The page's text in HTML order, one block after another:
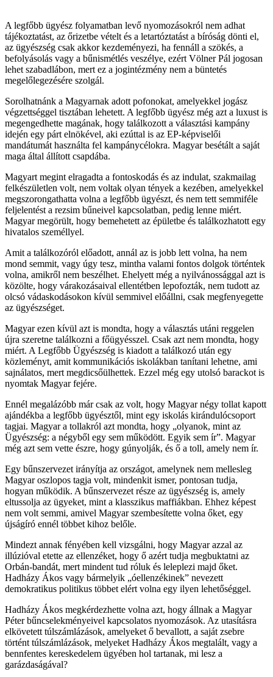
A legfőbb ügyész folyamatban levő nyomozásokról nem adhat
tájékoztatást, az őrizetbe vételt és a letartóztatást a bíróság dönti el,
az ügyészség csak akkor kezdeményezi, ha fennáll a szökés, a
befolyásolás vagy a bűnismétlés veszélye, ezért Völner Pál jogosan
lehet szabadlábon, mert ez a jogintézmény nem a büntetés
megelőlegezésére szolgál.
Sorolhatnánk a Magyarnak adott pofonokat, amelyekkel jogász
végzettséggel tisztában lehetett. A legfőbb ügyész még azt a luxust is
megengedhette magának, hogy találkozott a választási kampány
idején egy párt elnökével, aki ezúttal is az EP-képviselői
mandátumát használta fel kampánycélokra. Magyar besétált a saját
maga által állított csapdába.
Magyart megint elragadta a fontoskodás és az indulat, szakmailag
felkészületlen volt, nem voltak olyan tények a kezében, amelyekkel
megszorongathatta volna a legfőbb ügyészt, és nem tett semmiféle
feljelentést a rezsim bűneivel kapcsolatban, pedig lenne miért.
Magyar megörült, hogy bemehetett az épületbe és találkozhatott egy
hivatalos személlyel.
Amit a találkozóról előadott, annál az is jobb lett volna, ha nem
mond semmit, vagy úgy tesz, mintha valami fontos dolgok történtek
volna, amikről nem beszélhet. Ehelyett még a nyilvánossággal azt is
közölte, hogy várakozásaival ellentétben lepofozták, nem tudott az
olcsó vádaskodásokon kívül semmivel előállni, csak megfenyegette
az ügyészséget.
Magyar ezen kívül azt is mondta, hogy a választás utáni reggelen
újra szeretne találkozni a főügyésszel. Csak azt nem mondta, hogy
miért. A Legfőbb Ügyészség is kiadott a találkozó után egy
közleményt, amit kommunikációs iskolákban tanítani lehetne, ami
sajnálatos, mert megdicsőülhettek. Ezzel még egy utolsó barackot is
nyomtak Magyar fejére.
Ennél megalázóbb már csak az volt, hogy Magyar négy tollat kapott
ajándékba a legfőbb ügyésztől, mint egy iskolás kirándulócsoport
tagjai. Magyar a tollakról azt mondta, hogy „olyanok, mint az
Ügyészség: a négyből egy sem működött. Egyik sem ír”. Magyar
még azt sem vette észre, hogy gúnyolják, és ő a toll, amely nem ír.
Egy bűnszervezet irányítja az országot, amelynek nem mellesleg
Magyar oszlopos tagja volt, mindenkit ismer, pontosan tudja,
hogyan működik. A bűnszervezet része az ügyészség is, amely
eltussolja az ügyeket, mint a klasszikus maffiákban. Ehhez képest
nem volt semmi, amivel Magyar szembesítette volna őket, egy
újságíró ennél többet kihoz belőle.
Mindezt annak fényében kell vizsgálni, hogy Magyar azzal az
illúzióval etette az ellenzéket, hogy ő azért tudja megbuktatni az
Orbán-bandát, mert mindent tud róluk és leleplezi majd őket.
Hadházy Ákos vagy bármelyik „óellenzékinek” nevezett
demokratikus politikus többet elért volna egy ilyen lehetőséggel.
Hadházy Ákos megkérdezhette volna azt, hogy állnak a Magyar
Péter bűncselekményeivel kapcsolatos nyomozások. Az utasításra
elkövetett túlszámlázások, amelyeket ő bevallott, a saját zsebre
történt túlszámlázások, melyeket Hadházy Ákos megtalált, vagy a
bennfentes kereskedelem ügyében hol tartanak, mi lesz a
garázdaságával?